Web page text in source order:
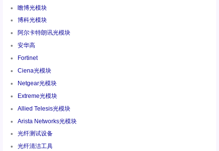
瞻博光模块
博科光模块
阿尔卡特朗讯光模块
安华高
Fortinet
Ciena光模块
Netgear光模块
Extreme光模块
Allied Telesis光模块
Arista Networks光模块
光纤测试设备
光纤清洁工具